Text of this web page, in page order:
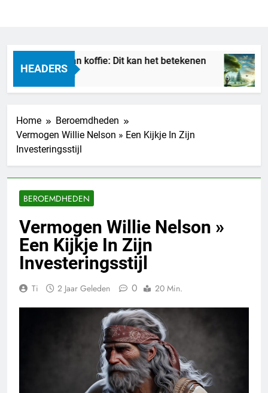
HEADERS
Droom je van koffie: Dit kan het betekenen
14 Uur Geleden
Home
Beroemdheden
Vermogen Willie Nelson » Een Kijkje In Zijn
Investeringsstijl
BEROEMDHEDEN
Vermogen Willie Nelson »
Een Kijkje In Zijn
Investeringsstijl
Ti 2 Jaar Geleden 0 20 Min.